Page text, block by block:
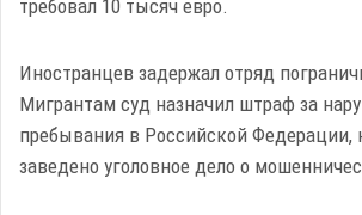
требовал 10 тысяч евро.
Иностранцев задержал отряд
Мигрантам суд назначил штраф за
пребывания в Российской Федерации,
заведено уголовное дело о